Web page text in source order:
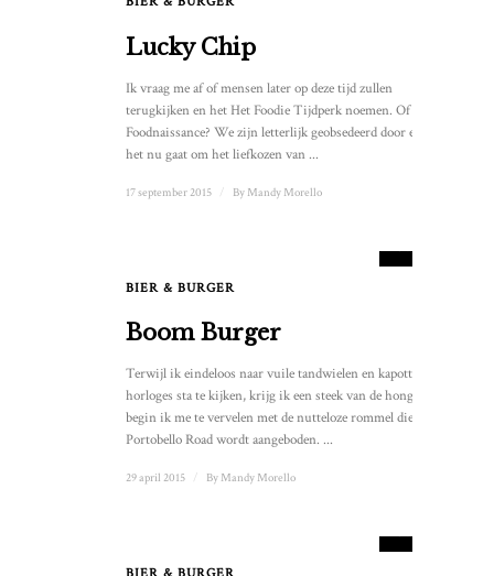
Lucky Chip
Ik vraag me af of mensen later op deze tijd zullen
terugkijken en het Het Foodie Tijdperk noemen. Of de
Foodnaissance? We zijn letterlijk geobsedeerd door eten. Of
het nu gaat om het liefkozen van ...
17 september 2015 By Mandy Morello
BIER & BURGER
Boom Burger
Terwijl ik eindeloos naar vuile tandwielen en kapotte
horloges sta te kijken, krijg ik een steek van de honger en
begin ik me te vervelen met de nutteloze rommel die op
Portobello Road wordt aangeboden. ...
29 april 2015 By Mandy Morello
SCORE